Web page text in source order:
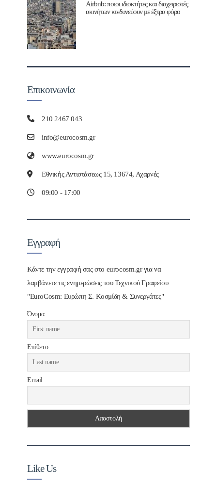
Airbnb: ποιοι ιδιοκτήτες και διαχειριστές
ακινήτων κινδυνεύουν με έξτρα φόρο
Επικοινωνία
210 2467 043
info@eurocosm.gr
www.eurocosm.gr
Εθνικής Αντιστάσεως 15, 13674, Αχαρνές
09:00 - 17:00
Εγγραφή
Κάντε την εγγραφή σας στο eurocosm.gr για να
λαμβάνετε τις ενημερώσεις του Τεχνικού Γραφείου
"EuroCosm: Ευρώπη Σ. Κοσμίδη & Συνεργάτες"
Όνομα
Επίθετο
Email
Like Us